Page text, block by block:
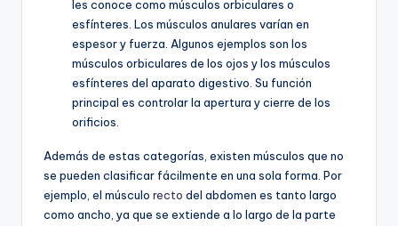
les conoce como músculos orbiculares o
esfínteres. Los músculos anulares varían en
espesor y fuerza. Algunos ejemplos son los
músculos orbiculares de los ojos y los músculos
esfínteres del aparato digestivo. Su función
principal es controlar la apertura y cierre de los
orificios.
Además de estas categorías, existen músculos que no
se pueden clasificar fácilmente en una sola forma. Por
ejemplo, el músculo recto del abdomen es tanto largo
como ancho, ya que se extiende a lo largo de la parte